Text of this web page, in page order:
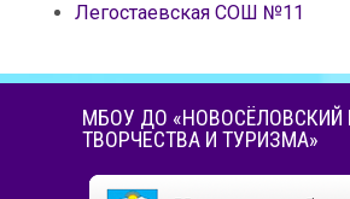
Легостаевская СОШ №11
МБОУ ДО «НОВОСЁЛОВСКИЙ
ТВОРЧЕСТВА И ТУРИЗМА»